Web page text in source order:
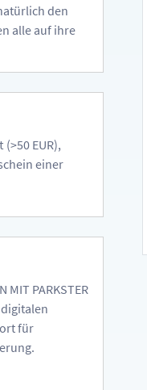
den
alle auf ihre
EUR),
einer
MIT PARKSTER
für